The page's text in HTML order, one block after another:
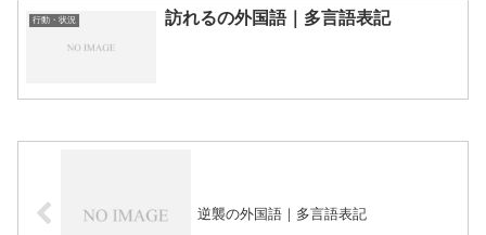
行動・状況 訪れるの外国語｜多言語表記
逆襲の外国語｜多言語表記